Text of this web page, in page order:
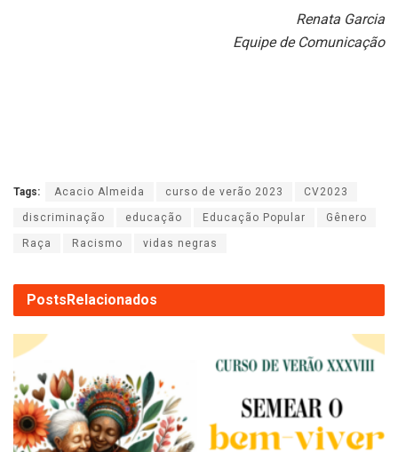
Renata Garcia
Equipe de Comunicação
Tags: Acacio Almeida curso de verão 2023 CV2023
discriminação educação Educação Popular Gênero
Raça Racismo vidas negras
PostsRelacionados